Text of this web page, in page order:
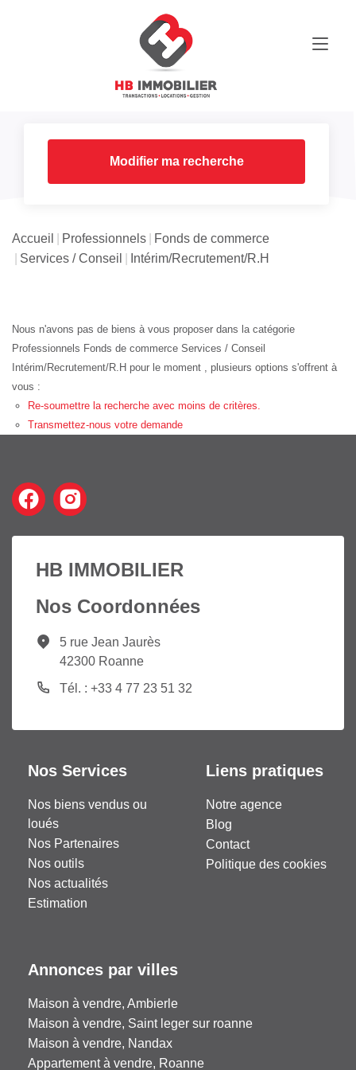
Modifier ma recherche
Accueil Professionnels
Fonds de commerce
Services / Conseil
Intérim/Recrutement/R.H
Nous n'avons pas de biens à vous proposer dans la catégorie
Professionnels Fonds de commerce Services / Conseil
Intérim/Recrutement/R.H pour le moment , plusieurs options s'offrent à
vous :
Re-soumettre la recherche avec moins de critères.
Transmettez-nous votre demande
HB IMMOBILIER
Nos Coordonnées
5 rue Jean Jaurès
42300 Roanne
Tél. : +33 4 77 23 51 32
Nos Services
Nos biens vendus ou
loués
Nos Partenaires
Nos outils
Nos actualités
Estimation
Liens pratiques
Notre agence
Blog
Contact
Politique des cookies
Annonces par villes
Maison à vendre, Ambierle
Maison à vendre, Saint leger sur roanne
Maison à vendre, Nandax
Appartement à vendre, Roanne